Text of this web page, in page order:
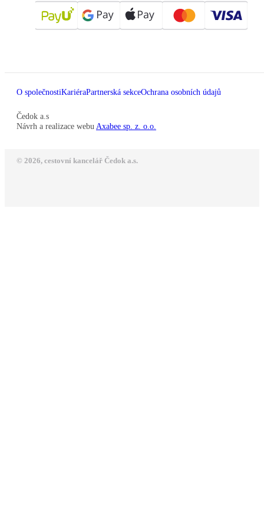
O společnostiKariéraPartnerská sekceOchrana osobních údajů
Čedok a.s
Návrh a realizace webu Axabee sp. z. o.o.
© 2026, cestovní kancelář Čedok a.s.